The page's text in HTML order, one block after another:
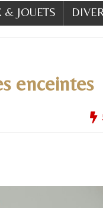
& JOUETS
enceintes